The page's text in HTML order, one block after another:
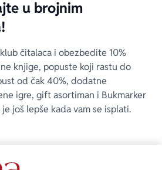
u brojnim
čitalaca i obezbedite 10%
knjige, popuste koji rastu do
od čak 40%, dodatne
igre, gift asortiman i Bukmarker
još lepše kada vam se isplati.